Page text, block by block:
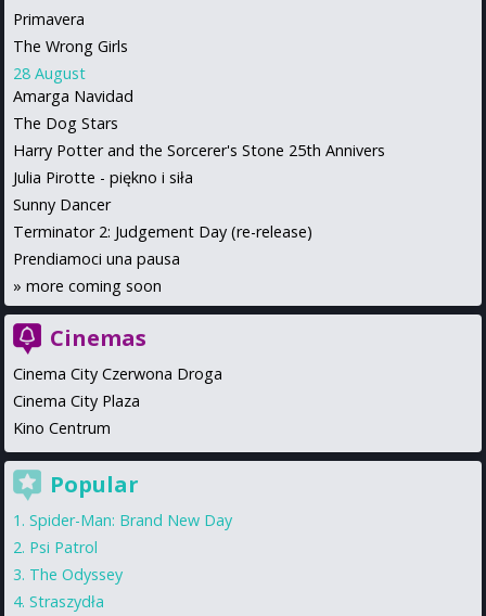
Primavera
The Wrong Girls
28 August
Amarga Navidad
The Dog Stars
Harry Potter and the Sorcerer's Stone 25th Annivers
Julia Pirotte - piękno i siła
Sunny Dancer
Terminator 2: Judgement Day (re-release)
Prendiamoci una pausa
» more coming soon
Cinemas
Cinema City Czerwona Droga
Cinema City Plaza
Kino Centrum
Popular
Spider-Man: Brand New Day
Psi Patrol
The Odyssey
Straszydła